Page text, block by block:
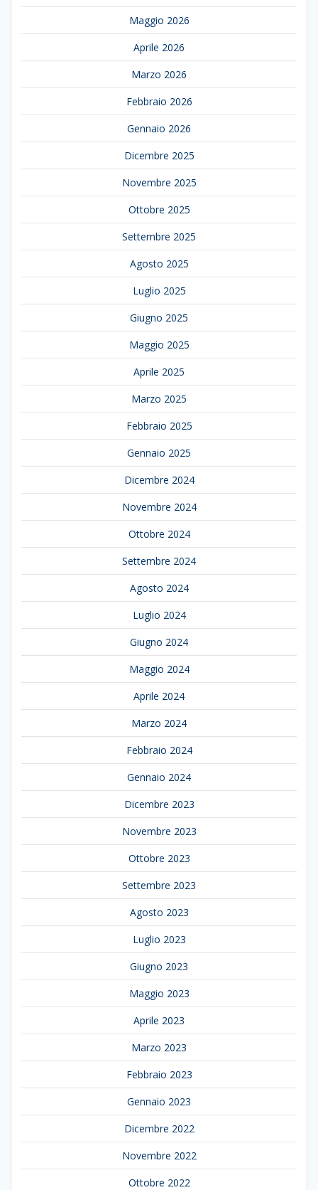
Maggio 2026
Aprile 2026
Marzo 2026
Febbraio 2026
Gennaio 2026
Dicembre 2025
Novembre 2025
Ottobre 2025
Settembre 2025
Agosto 2025
Luglio 2025
Giugno 2025
Maggio 2025
Aprile 2025
Marzo 2025
Febbraio 2025
Gennaio 2025
Dicembre 2024
Novembre 2024
Ottobre 2024
Settembre 2024
Agosto 2024
Luglio 2024
Giugno 2024
Maggio 2024
Aprile 2024
Marzo 2024
Febbraio 2024
Gennaio 2024
Dicembre 2023
Novembre 2023
Ottobre 2023
Settembre 2023
Agosto 2023
Luglio 2023
Giugno 2023
Maggio 2023
Aprile 2023
Marzo 2023
Febbraio 2023
Gennaio 2023
Dicembre 2022
Novembre 2022
Ottobre 2022